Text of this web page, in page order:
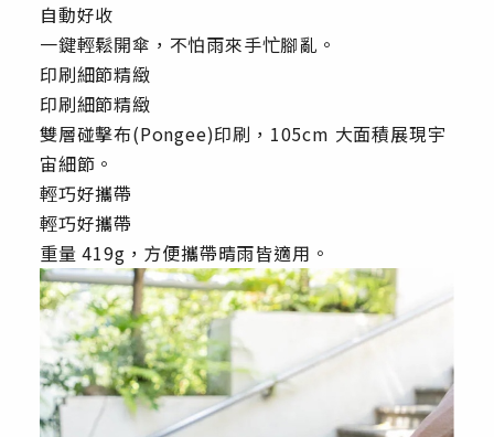
自動好收
一鍵輕鬆開傘，不怕雨來手忙腳亂。
印刷細節精緻
印刷細節精緻
雙層碰擊布(Pongee)印刷，105cm 大面積展現宇
宙細節。
輕巧好攜帶
輕巧好攜帶
重量 419g，方便攜帶晴雨皆適用。